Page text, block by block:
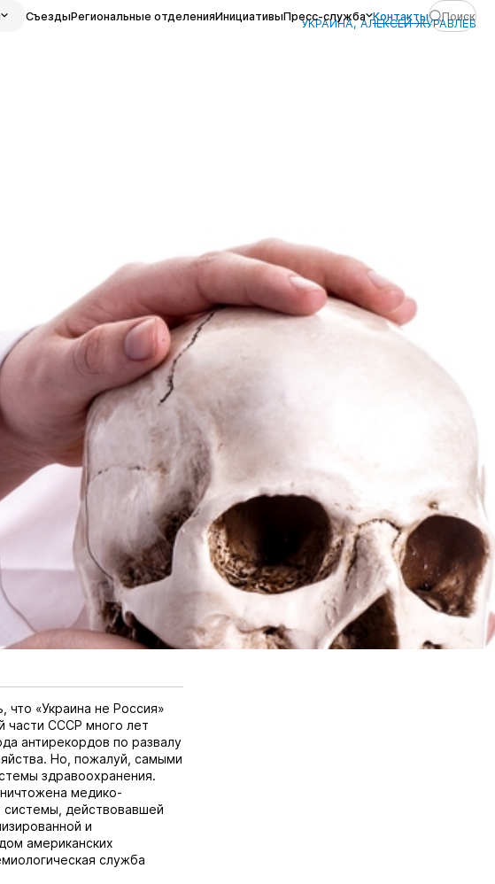
СъездыРегиональные отделенияИнициативыПресс-служба Контакты Поиск
УКРАИНА, АЛЕКСЕЙ ЖУРАВЛЁВ
«Украина не Россия»
части СССР много лет
антирекордов по развалу
Но, пожалуй, самыми
здравоохранения.
медико-
системы, действовавшей
и
американских
служба